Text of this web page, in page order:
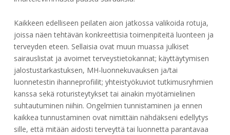
Kaikkeen edelliseen peilaten aion jatkossa valikoida rotuja,
joissa näen tehtävän konkreettisia toimenpiteitä luonteen ja
terveyden eteen. Sellaisia ovat muun muassa julkiset
sairauslistat ja avoimet terveystietokannat; käyttäytymisen
jalostustarkastuksen, MH-luonnekuvauksen ja/tai
luonnetestin ihanneprofiilit; yhteistyökuviot tutkimusryhmien
kanssa sekä roturisteytykset tai ainakin myötämielinen
suhtautuminen niihin. Ongelmien tunnistaminen ja ennen
kaikkea tunnustaminen ovat nimittäin nähdäkseni edellytys
sille, että mitään aidosti terveyttä tai luonnetta parantavaa